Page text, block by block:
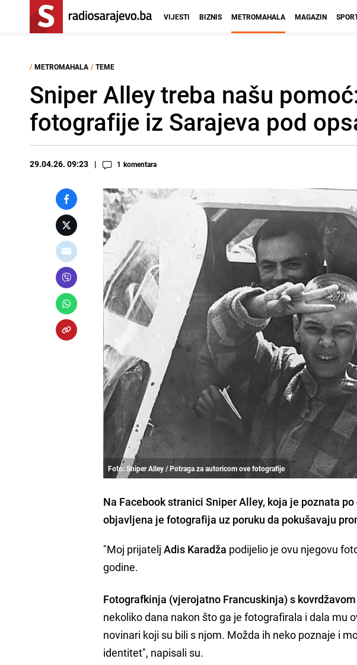
VIJESTI BIZNIS METROMAHALA MAGAZIN
/ METROMAHALA / TEME
Sniper Alley treba našu
fotografije iz Sarajeva pod
29.04.26. 09:23 1 komentara
Foto: Sniper Alley / Potraga za autoricom ove fotografije
Na Facebook stranici Sniper Alley, koja je poznata
objavljena je fotografija uz poruku da pokušavaju
"Moj prijateljAdis Karadža podijelio je ovu njegovu
godine.
Fotografkinja (vjerojatno Francuskinja) s
nekoliko dana nakon što ga je fotografirala i dala mu
novinari koji su bili s njom. Možda ih neko poznaje i
identitet", napisali su.